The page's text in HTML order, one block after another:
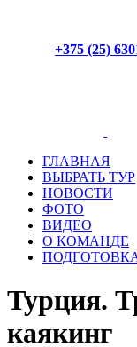
+375 (25)
ГЛАВНАЯ
ВЫБРАТЬ ТУР
НОВОСТИ
ФОТО
ВИДЕО
О КОМАНДЕ
Турция.
каякинг